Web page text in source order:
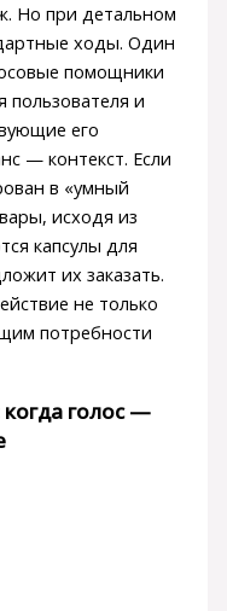
Но при детальном
ходы. Один
помощники
пользователя и
его
— контекст. Если
в «умный
исходя из
капсулы для
их заказать.
не только
потребности
голос —